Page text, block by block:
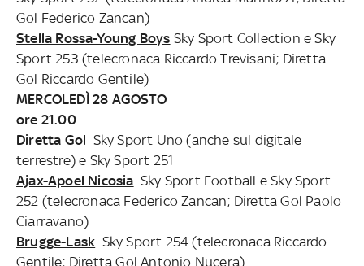
Gol Federico Zancan)
Stella Rossa-Young Boys Sky Sport Collection e Sky
Sport 253 (telecronaca Riccardo Trevisani; Diretta
Gol Riccardo Gentile)
MERCOLEDÌ 28 AGOSTO
ore 21.00
Diretta Gol Sky Sport Uno (anche sul digitale
terrestre) e Sky Sport 251
Ajax-Apoel Nicosia Sky Sport Football e Sky Sport
252 (telecronaca Federico Zancan; Diretta Gol Paolo
Ciarravano)
Brugge-Lask Sky Sport 254 (telecronaca Riccardo
Gentile; Diretta Gol Antonio Nucera)